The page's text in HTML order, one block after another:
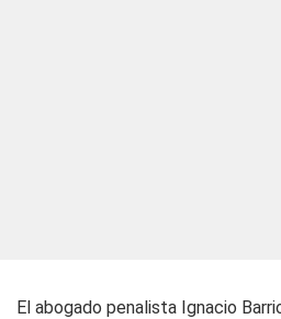
El abogado penalista Ignacio